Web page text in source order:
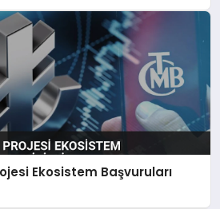
Ekosistem Başvuruları